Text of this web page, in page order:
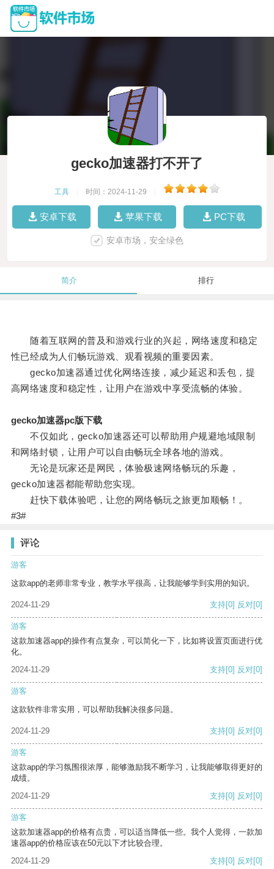
gecko加速器打不开了
工具 时间：2024-11-29
安卓下载 苹果下载 PC下载
安卓市场，安全绿色
简介 排行
随着互联网的普及和游戏行业的兴起，网络速度和稳定
性已经成为人们畅玩游戏、观看视频的重要因素。
gecko加速器通过优化网络连接，减少延迟和丢包，提
高网络速度和稳定性，让用户在游戏中享受流畅的体验。
gecko加速器pc版下载
不仅如此，gecko加速器还可以帮助用户规避地域限制
和网络封锁，让用户可以自由畅玩全球各地的游戏。
无论是玩家还是网民，体验极速网络畅玩的乐趣，
gecko加速器都能帮助您实现。
赶快下载体验吧，让您的网络畅玩之旅更加顺畅！。
#3#
评论
游客
这款app的老师非常专业，教学水平很高，让我能够学到实用的知识。
2024-11-29 支持[0] 反对[0]
游客
这款加速器app的操作有点复杂，可以简化一下，比如将设置页面进行优
化。
2024-11-29
支持[0] 反对[0]
游客
这款软件非常实用，可以帮助我解决很多问题。
2024-11-29 支持[0] 反对[0]
游客
这款app的学习氛围很浓厚，能够激励我不断学习，让我能够取得更好的
成绩。
2024-11-29
支持[0] 反对[0]
游客
这款加速器app的价格有点贵，可以适当降低一些。我个人觉得，一款加
速器app的价格应该在50元以下才比较合理。
2024-11-29
支持[0] 反对[0]